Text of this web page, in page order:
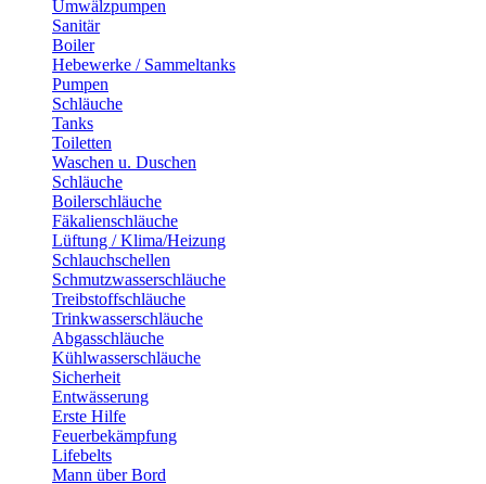
Umwälzpumpen
Sanitär
Boiler
Hebewerke / Sammeltanks
Pumpen
Schläuche
Tanks
Toiletten
Waschen u. Duschen
Schläuche
Boilerschläuche
Fäkalienschläuche
Lüftung / Klima/Heizung
Schlauchschellen
Schmutzwasserschläuche
Treibstoffschläuche
Trinkwasserschläuche
Abgasschläuche
Kühlwasserschläuche
Sicherheit
Entwässerung
Erste Hilfe
Feuerbekämpfung
Lifebelts
Mann über Bord